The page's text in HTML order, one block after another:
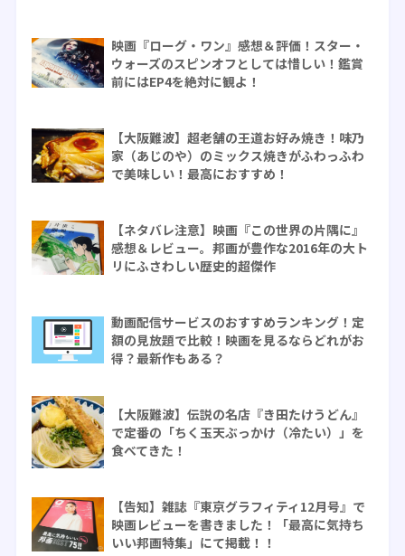
映画『ローグ・ワン』感想＆評価！スター・
ウォーズのスピンオフとしては惜しい！鑑賞
前にはEP4を絶対に観よ！
【大阪難波】超老舗の王道お好み焼き！味乃
家（あじのや）のミックス焼きがふわっふわ
で美味しい！最高におすすめ！
【ネタバレ注意】映画『この世界の片隅に』
感想＆レビュー。邦画が豊作な2016年の大ト
リにふさわしい歴史的超傑作
動画配信サービスのおすすめランキング！定
額の見放題で比較！映画を見るならどれがお
得？最新作もある？
【大阪難波】伝説の名店『き田たけうどん』
で定番の「ちく玉天ぶっかけ（冷たい）」を
食べてきた！
【告知】雑誌『東京グラフィティ12月号』で
映画レビューを書きました！「最高に気持ち
いい邦画特集」にて掲載！！